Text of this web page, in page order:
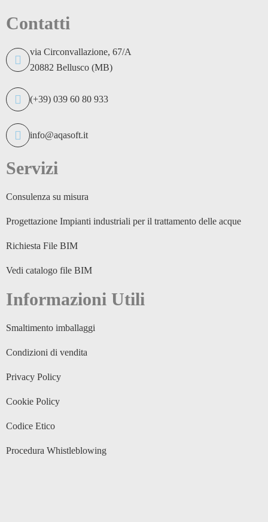
Contatti
via Circonvallazione, 67/A
20882 Bellusco (MB)
(+39) 039 60 80 933
info@aqasoft.it
Servizi
Consulenza su misura
Progettazione Impianti industriali per il trattamento delle acque
Richiesta File BIM
Vedi catalogo file BIM
Informazioni Utili
Smaltimento imballaggi
Condizioni di vendita
Privacy Policy
Cookie Policy
Codice Etico
Procedura Whistleblowing